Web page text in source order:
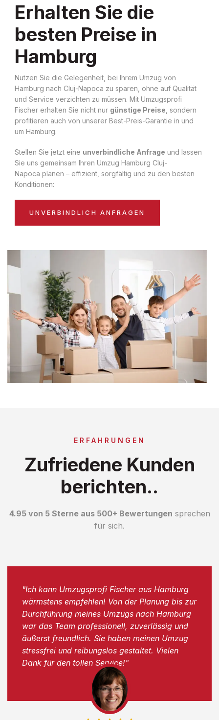
Erhalten Sie die
besten Preise in
Hamburg
Nutzen Sie die Gelegenheit, bei Ihrem Umzug von
Hamburg nach Cluj-Napoca zu sparen, ohne auf Qualität
und Service verzichten zu müssen. Mit Umzugsprofi
Fischer erhalten Sie nicht nur günstige Preise , sondern
profitieren auch von unserer Best-Preis-Garantie in und
um Hamburg.
Stellen Sie jetzt eine unverbindliche Anfrage und lassen
Sie uns gemeinsam Ihren Umzug Hamburg Cluj-
Napoca planen – effizient, sorgfältig und zu den besten
Konditionen:
UNVERBINDLICH ANFRAGEN
ERFAHRUNGEN
Zufriedene Kunden
berichten..
4.95 von 5 Sterne aus 500+ Bewertungen sprechen
für sich.
"Ich kann Umzugsprofi Fischer aus Hamburg
wärmstens empfehlen! Von der Planung bis zur
Durchführung meines Umzugs nach Hamburg
war das Team professionell, zuverlässig und
äußerst freundlich. Sie haben meinen Umzug
stressfrei und reibungslos gestaltet. Vielen
Dank für den tollen Service!"